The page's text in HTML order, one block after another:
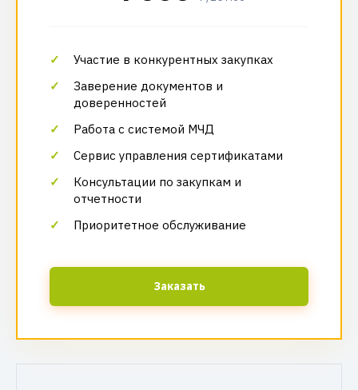
Участие в конкурентных закупках
Заверение документов и
доверенностей
Работа с системой МЧД
Сервис управления сертификатами
Консультации по закупкам и
отчетности
Приоритетное обслуживание
Заказать